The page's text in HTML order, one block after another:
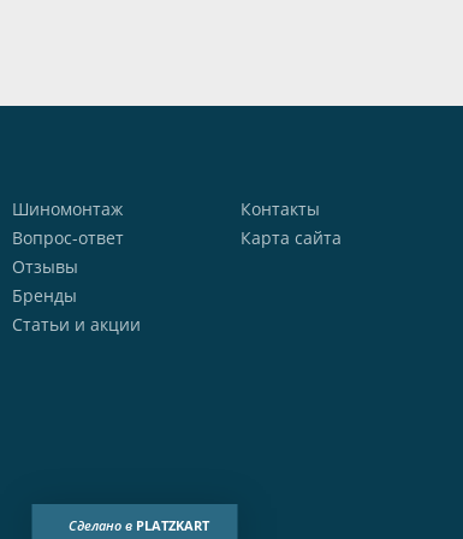
Шиномонтаж
Вопрос-ответ
Отзывы
Бренды
Статьи и акции
Контакты
Карта сайта
Сделано в PLATZKART